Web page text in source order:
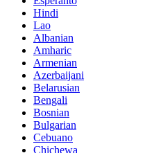
Hindi
Lao
Albanian
Amharic
Armenian
Azerbaijani
Belarusian
Bengali
Bosnian
Bulgarian
Cebuano
Chichewa